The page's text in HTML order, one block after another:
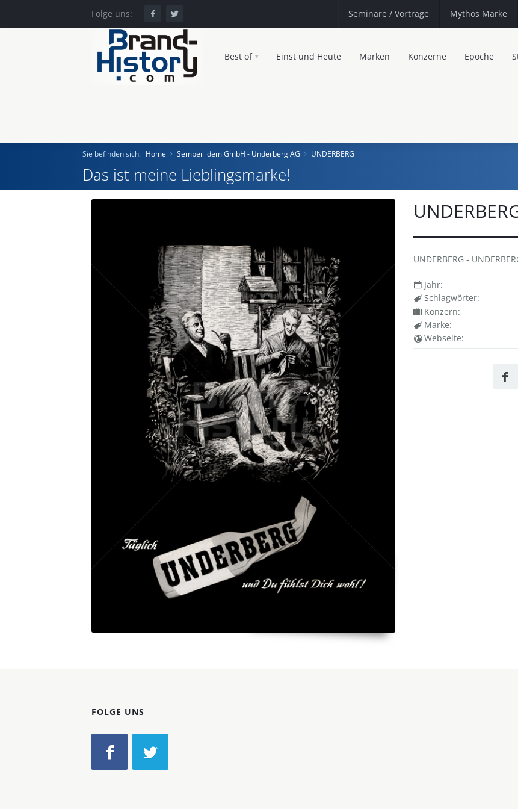
Folge uns: Seminare / Vorträge Mythos Marke
Best of Einst und Heute Marken Konzerne Epoche
Home
Konzerne
Sie befinden sich: Home Semper idem GmbH - Underberg AG UNDERBERG
Das ist meine Lieblingsmarke!
UNDERBERG -
Jahr:
Schlagwörter:
Konzern:
Marke:
Webseite:
FOLGE UNS